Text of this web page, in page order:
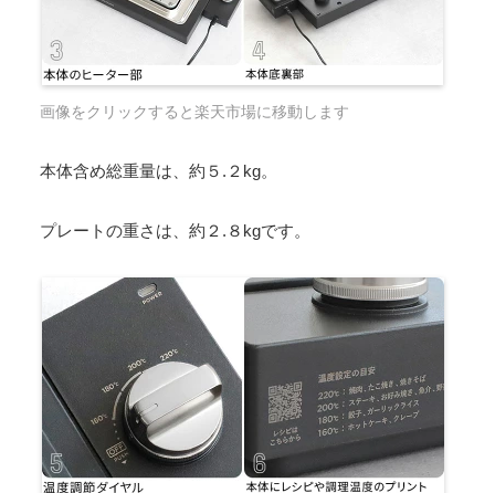
画像をクリックすると楽天市場に移動します
本体含め総重量は、約５.２kg。
プレートの重さは、約２.８kgです。